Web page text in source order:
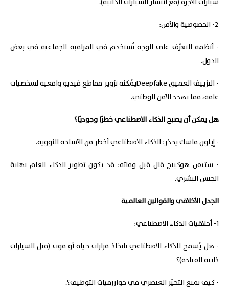
2- الخصوصية والأمن:
- أنظمة التعرّف على الوجه تُستخدم في المراقبة الجماعية في بعض
الدول.
- التزييف العميق Deepfakeيُمكنه تزوير مقاطع فيديو واقعية لشخصيات
عامة، مما يهدد الأمن الوطني.
هل يمكن أن يصبح الذكاء الاصطناعي خطرًا وجوديًا؟
- إيلون ماسك يحذر: الذكاء الاصطناعي أخطر من الأسلحة النووية.
- ستيفن هوكينج قال قبل وفاته: قد يكون تطوير الذكاء العام نهاية
الجنس البشري.
الجدل الأخلاقي والقوانين العالمية
1- أخلاقيات الذكاء الاصطناعي:
- هل يُسمح للذكاء الاصطناعي باتخاذ قرارات حياة أو موت (مثل السيارات
ذاتية القيادة)؟
- كيف نمنع التحيّز العنصري في خوارزميات التوظيف؟.